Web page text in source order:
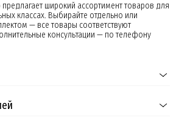
широкий ассортимент товаров для
классах. Выбирайте отдельно или
— все товары соответствуют
консультации — по телефону